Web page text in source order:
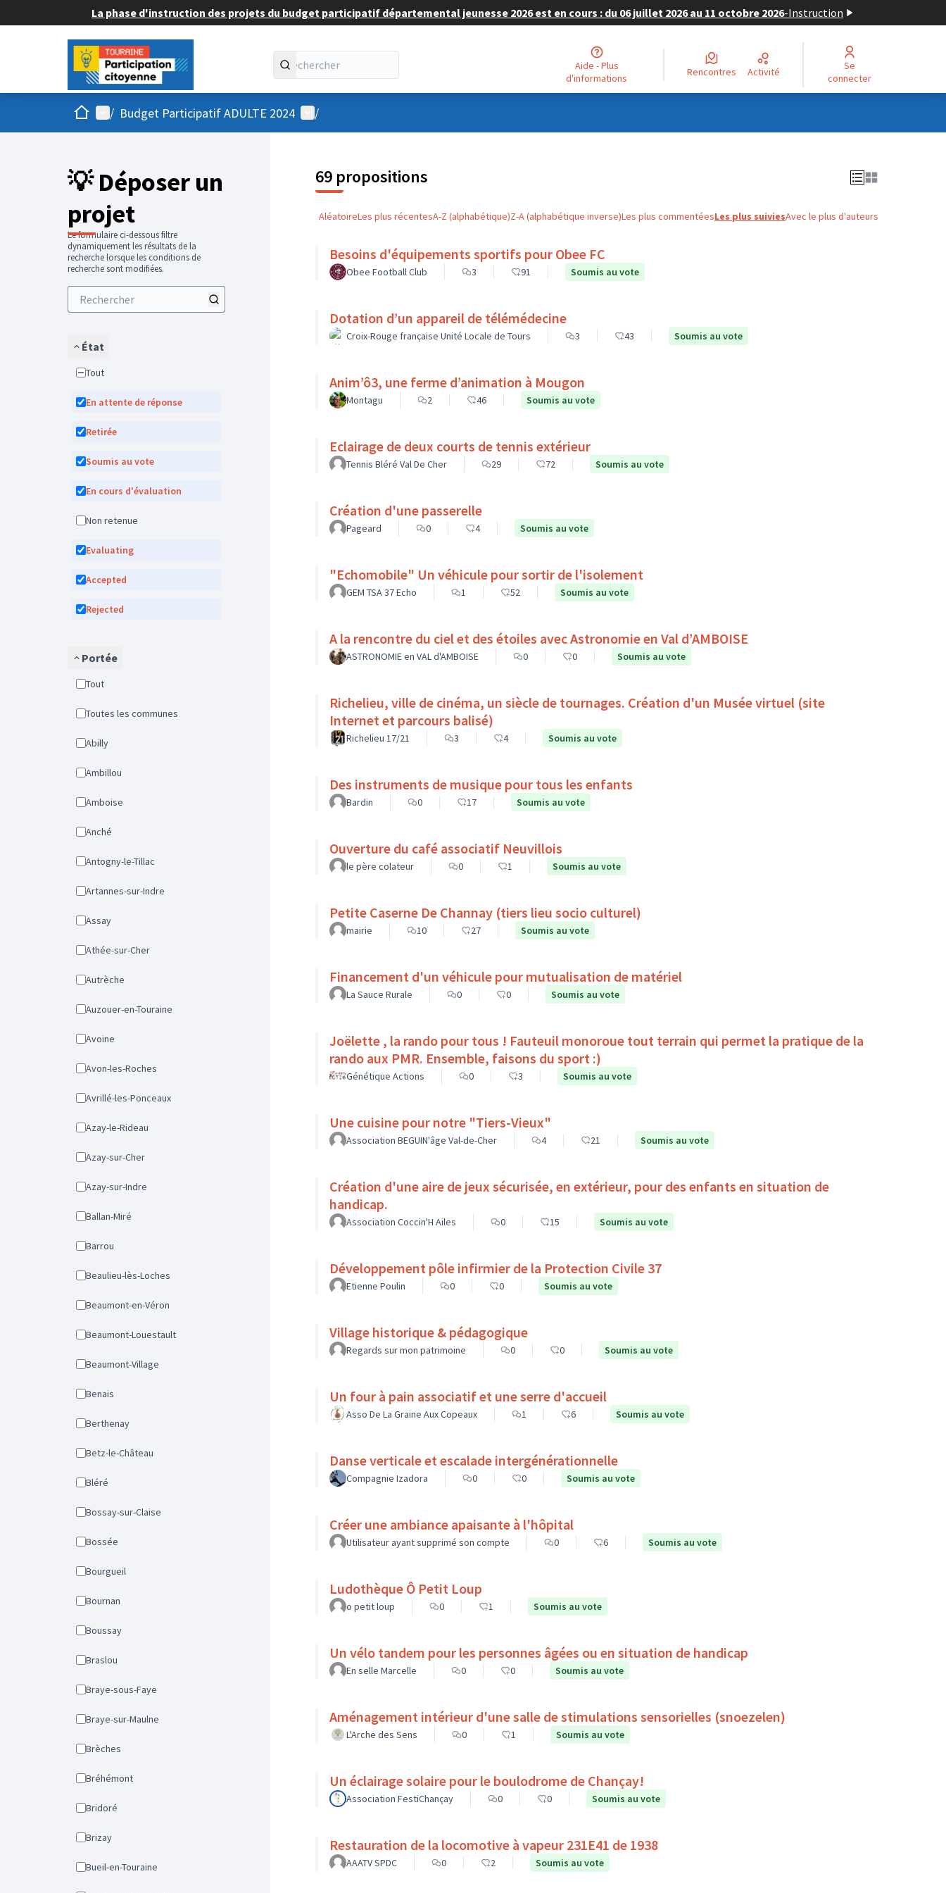
La phase d'instruction des projets du budget participatif départemental jeunesse 2026 est en cours : du 06 juillet 2026 au 11 octobre 2026-Instruction
Aide - Plus
d'informations
Rencontres Activité
Se
connecter
AccueilMenu principal
/ Budget Participatif ADULTE 2024 Menu utilisateur
/
💡 Déposer un
projet
Le formulaire ci-dessous filtre
dynamiquement les résultats de la
recherche lorsque les conditions de
recherche sont modifiées.
État
Tout
En attente de réponse
Retirée
Soumis au vote
En cours d'évaluation
Non retenue
Evaluating
Accepted
Rejected
Portée
Tout
Toutes les communes
Abilly
Ambillou
Amboise
Anché
Antogny-le-Tillac
Artannes-sur-Indre
Assay
Athée-sur-Cher
Autrèche
Auzouer-en-Touraine
Avoine
Avon-les-Roches
Avrillé-les-Ponceaux
Azay-le-Rideau
Azay-sur-Cher
Azay-sur-Indre
Ballan-Miré
Barrou
Beaulieu-lès-Loches
Beaumont-en-Véron
Beaumont-Louestault
Beaumont-Village
Benais
Berthenay
Betz-le-Château
Bléré
Bossay-sur-Claise
Bossée
Bourgueil
Bournan
Boussay
Braslou
Braye-sous-Faye
Braye-sur-Maulne
Brèches
Bréhémont
Bridoré
Brizay
Bueil-en-Touraine
69 propositions
AléatoireLes plus récentesA-Z (alphabétique)Z-A (alphabétique inverse)Les plus commentéesLes plus suiviesAvec le plus d'auteurs
Besoins d'équipements sportifs pour Obee FC
Obee Football Club 3 91 Soumis au vote
Dotation d’un appareil de télémédecine
Croix-Rouge française Unité Locale de Tours 3 43 Soumis au vote
Anim’ô3, une ferme d’animation à Mougon
Montagu 2 46 Soumis au vote
Eclairage de deux courts de tennis extérieur
Tennis Bléré Val De Cher 29 72 Soumis au vote
Création d'une passerelle
Pageard 0 4 Soumis au vote
"Echomobile" Un véhicule pour sortir de l'isolement
GEM TSA 37 Echo 1 52 Soumis au vote
A la rencontre du ciel et des étoiles avec Astronomie en Val d’AMBOISE
ASTRONOMIE en VAL d'AMBOISE 0 0 Soumis au vote
Richelieu, ville de cinéma, un siècle de tournages. Création d'un Musée virtuel (site
Internet et parcours balisé)
Richelieu 17/21 3 4 Soumis au vote
Des instruments de musique pour tous les enfants
Bardin 0 17 Soumis au vote
Ouverture du café associatif Neuvillois
le père colateur 0 1 Soumis au vote
Petite Caserne De Channay (tiers lieu socio culturel)
mairie 10 27 Soumis au vote
Financement d'un véhicule pour mutualisation de matériel
La Sauce Rurale 0 0 Soumis au vote
Joëlette , la rando pour tous ! Fauteuil monoroue tout terrain qui permet la pratique de la
rando aux PMR. Ensemble, faisons du sport :)
Génétique Actions 0 3 Soumis au vote
Une cuisine pour notre "Tiers-Vieux"
Association BEGUIN'âge Val-de-Cher 4 21 Soumis au vote
Création d'une aire de jeux sécurisée, en extérieur, pour des enfants en situation de
handicap.
Association Coccin'H Ailes 0 15 Soumis au vote
Développement pôle infirmier de la Protection Civile 37
Etienne Poulin 0 0 Soumis au vote
Village historique & pédagogique
Regards sur mon patrimoine 0 0 Soumis au vote
Un four à pain associatif et une serre d'accueil
Asso De La Graine Aux Copeaux 1 6 Soumis au vote
Danse verticale et escalade intergénérationnelle
Compagnie Izadora 0 0 Soumis au vote
Créer une ambiance apaisante à l'hôpital
Utilisateur ayant supprimé son compte 0 6 Soumis au vote
Ludothèque Ô Petit Loup
o petit loup 0 1 Soumis au vote
Un vélo tandem pour les personnes âgées ou en situation de handicap
En selle Marcelle 0 0 Soumis au vote
Aménagement intérieur d'une salle de stimulations sensorielles (snoezelen)
L'Arche des Sens 0 1 Soumis au vote
Un éclairage solaire pour le boulodrome de Chançay!
Association FestiChançay 0 0 Soumis au vote
Restauration de la locomotive à vapeur 231E41 de 1938
AAATV SPDC 0 2 Soumis au vote